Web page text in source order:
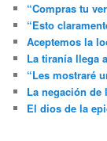
“Compras tu
“Esto
Aceptemos la
La tiranía llega
“Les mostraré
La negación de
El dios de la